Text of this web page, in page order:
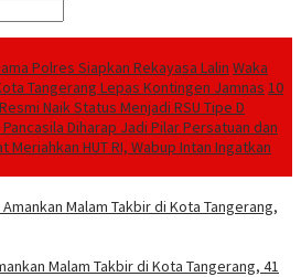
Polres Siapkan Rekayasa Lalin Waka
Tangerang Lepas Kontingen Jamnas 10
Naik Status Menjadi RSU Tipe D
Diharap Jadi Pilar Persatuan dan
Meriahkan HUT RI, Wabup Intan Ingatkan
Malam Takbir di Kota Tangerang, 41